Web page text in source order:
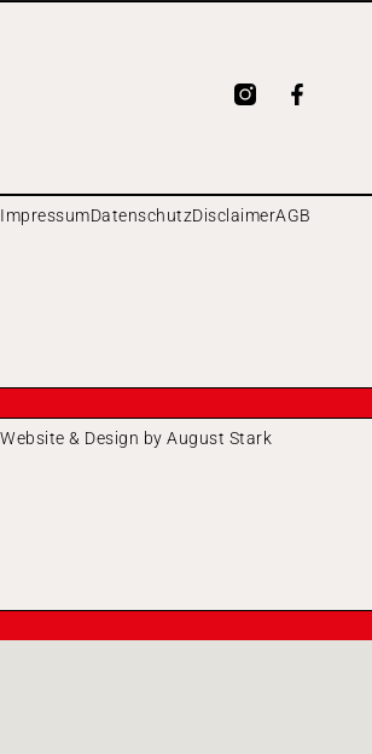
ImpressumDatenschutzDisclaimerAGB
Website & Design by August Stark